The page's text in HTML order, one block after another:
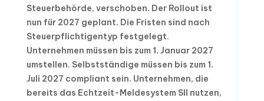
Steuerbehörde, verschoben. Der Rollout ist
nun für 2027 geplant. Die Fristen sind nach
Steuerpflichtigentyp festgelegt.
Unternehmen müssen bis zum 1. Januar 2027
umstellen. Selbstständige müssen bis zum 1.
Juli 2027 compliant sein. Unternehmen, die
bereits das Echtzeit-Meldesystem SII nutzen,